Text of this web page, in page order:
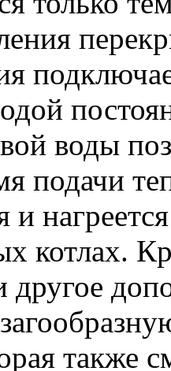
воды
подачи
котлах.
также